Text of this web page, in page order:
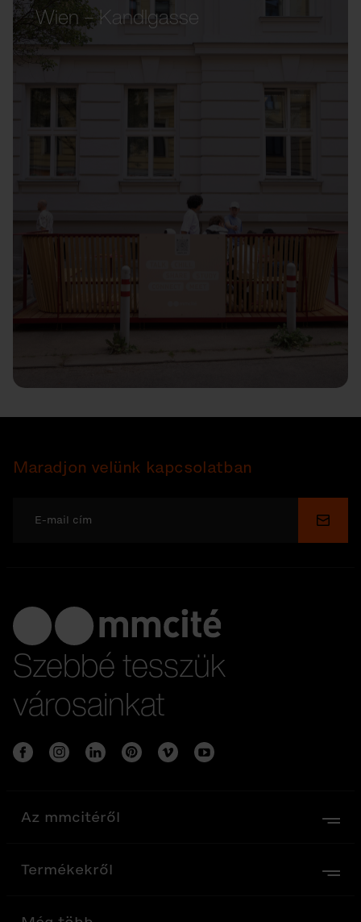
Wien – Kandlgasse
Maradjon velünk kapcsolatban
Szebbé tesszük
városainkat
Az mmcitéről
Termékekről